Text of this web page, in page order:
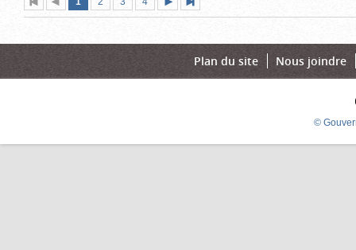
pageprécédente
actuelle)
suivante
page
Plan du site Nous joindre
©